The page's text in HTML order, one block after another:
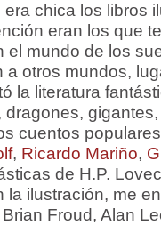
era chica los libros
eran los que
el mundo de los
a otros mundos,
la literatura
dragones,
cuentos
, Ricardo Mariño,
de H.P.
la ilustración, me
Froud, Alan